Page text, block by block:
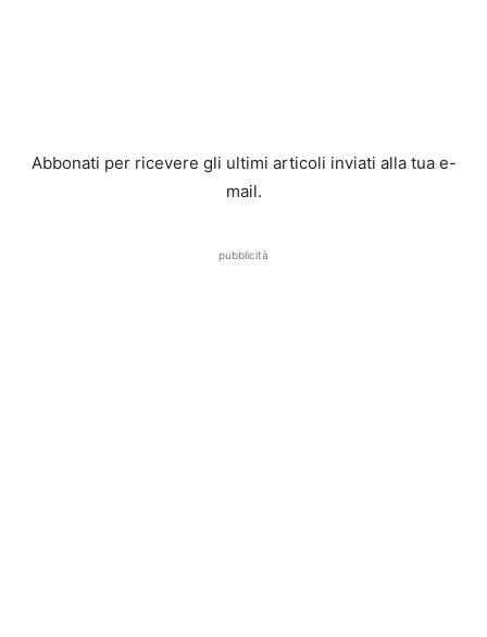
Abbonati per ricevere gli ultimi articoli inviati alla tua e-
mail.
pubblicità